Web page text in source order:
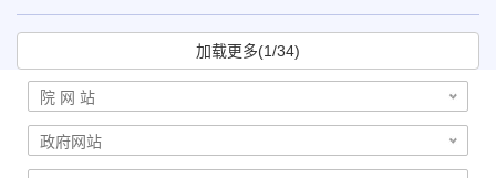
加载更多(1/34)